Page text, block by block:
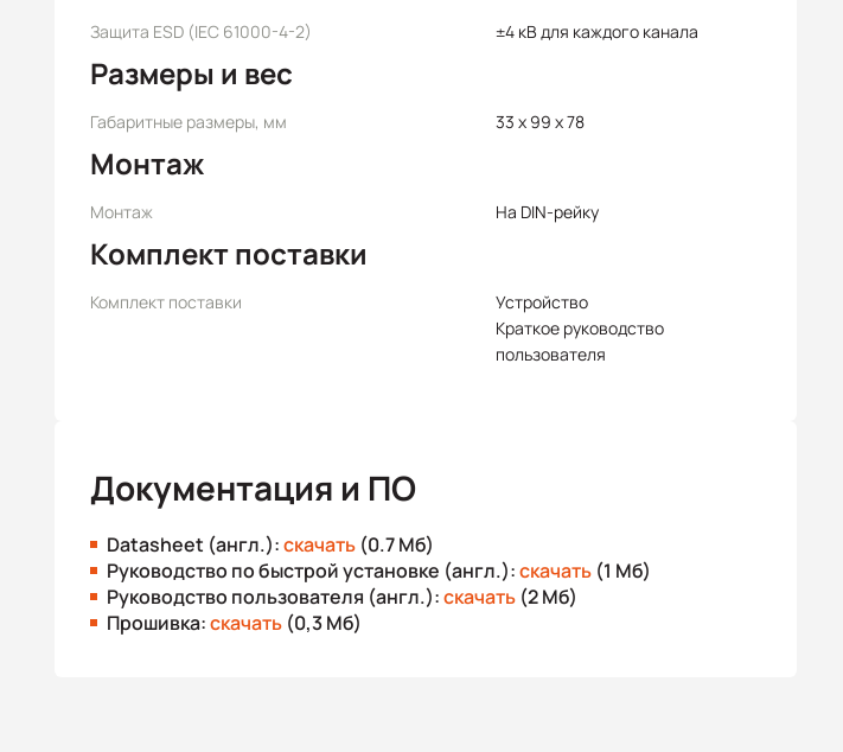
Защита ESD (IEC 61000-4-2) ±4 кВ для каждого канала
Размеры и вес
Габаритные размеры, мм 33 x 99 x 78
Монтаж
Монтаж На DIN-рейку
Комплект поставки
Комплект поставки
Устройство
Краткое руководство
пользователя
Документация и ПО
Datasheet (англ.):скачать (0.7 Мб)
Руководство по быстрой установке (англ.):скачать (1 Мб)
Руководство пользователя (англ.):скачать (2 Мб)
Прошивка:скачать (0,3 Мб)